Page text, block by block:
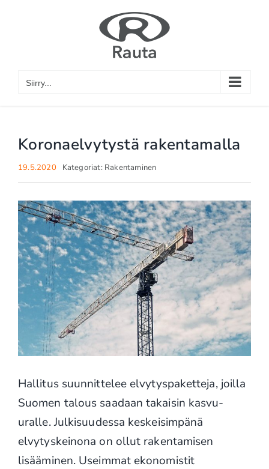
Siirry...
Koronaelvytystä rakentamalla
19.5.2020 Kategoriat: Rakentaminen
Hallitus suunnittelee elvytyspaketteja, joilla
Suomen talous saadaan takaisin kasvu-
uralle. Julkisuudessa keskeisimpänä
elvytyskeinona on ollut rakentamisen
lisääminen. Useimmat ekonomistit